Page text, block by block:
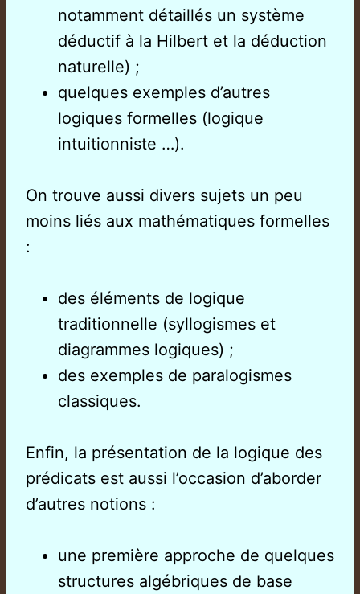
notamment détaillés un système
déductif à la Hilbert et la déduction
naturelle) ;
quelques exemples d’autres
logiques formelles (logique
intuitionniste …).
On trouve aussi divers sujets un peu
moins liés aux mathématiques formelles
:
des éléments de logique
traditionnelle (syllogismes et
diagrammes logiques) ;
des exemples de paralogismes
classiques.
Enfin, la présentation de la logique des
prédicats est aussi l’occasion d’aborder
d’autres notions :
une première approche de quelques
structures algébriques de base